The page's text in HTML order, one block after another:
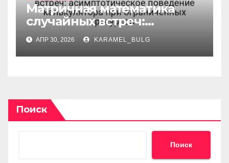
Матричная математика
случайных встреч:
асимптотическое
поведение калькулятора
при ограниченных
АПР 30, 2026 KARAMEL_BULG
Поиск
Поиск